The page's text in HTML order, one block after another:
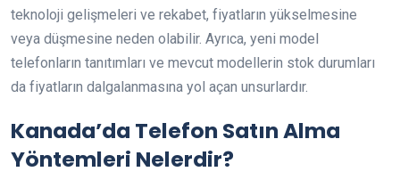
teknoloji gelişmeleri ve rekabet, fiyatların yükselmesine
veya düşmesine neden olabilir. Ayrıca, yeni model
telefonların tanıtımları ve mevcut modellerin stok durumları
da fiyatların dalgalanmasına yol açan unsurlardır.
Kanada’da Telefon Satın Alma
Yöntemleri Nelerdir?